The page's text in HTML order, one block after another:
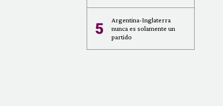
5
Argentina-Inglaterra
nunca es solamente un
partido